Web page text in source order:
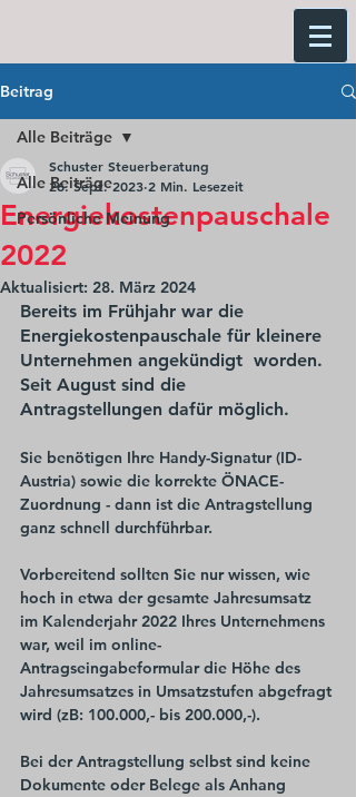
Beitrag
Alle Beiträge
Persönliche Meinung
Alle Beiträge
Energiekostenpauschale
2022
Schuster Steuerberatung
26. Sept. 2023 2 Min. Lesezeit
Aktualisiert: 28. März 2024
Bereits im Frühjahr war die
Energiekostenpauschale für kleinere
Unternehmen angekündigt  worden.
Seit August sind die
Antragstellungen dafür möglich.
Sie benötigen Ihre Handy-Signatur (ID-
Austria) sowie die korrekte ÖNACE-
Zuordnung - dann ist die Antragstellung
ganz schnell durchführbar.
Vorbereitend sollten Sie nur wissen, wie
hoch in etwa der gesamte Jahresumsatz
im Kalenderjahr 2022 Ihres Unternehmens
war, weil im online-
Antragseingabeformular die Höhe des
Jahresumsatzes in Umsatzstufen abgefragt
wird (zB: 100.000,- bis 200.000,-).
Bei der Antragstellung selbst sind keine
Dokumente oder Belege als Anhang